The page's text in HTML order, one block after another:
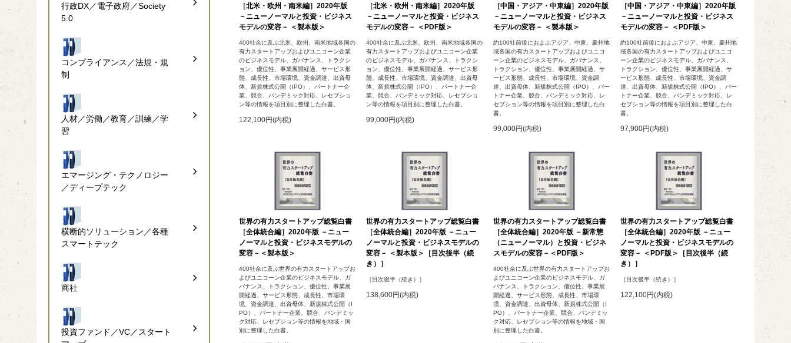
［北米・欧州・南米編］2020年版
－ニューノーマルと投資・ビジネス
モデルの変容－ ＜製本版＞
400社余に及ぶ北米、欧州、南米地域各国の
有力スタートアップおよびユニコーン企業
のビジネスモデル、ガバナンス、トラクシ
ョン、優位性、事業展開経過、サービス形
態、成長性、市場環境、資金調達、出資母
体、新規株式公開（IPO）、パートナー企
業、競合、パンデミック対応、レセプショ
ン等の情報を項目別に整理した白書。
122,100円(内税)
［北米・欧州・南米編］2020年版
－ニューノーマルと投資・ビジネス
モデルの変容－ ＜PDF版＞
400社余に及ぶ北米、欧州、南米地域各国の
有力スタートアップおよびユニコーン企業
のビジネスモデル、ガバナンス、トラクシ
ョン、優位性、事業展開経過、サービス形
態、成長性、市場環境、資金調達、出資母
体、新規株式公開（IPO）、パートナー企
業、競合、パンデミック対応、レセプショ
ン等の情報を項目別に整理した白書。
99,000円(内税)
［中国・アジア・中東編］2020年版
－ニューノーマルと投資・ビジネス
モデルの変容－ ＜製本版＞
約100社前後におよぶアジア、中東、豪州地
域各国の有力スタートアップおよびユニコ
ーン企業のビジネスモデル、ガバナンス、
トラクション、優位性、事業展開経過、サ
ービス形態、成長性、市場環境、資金調
達、出資母体、新規株式公開（IPO）、パー
トナー企業、競合、パンデミック対応、レ
セプション等の情報を項目別に整理した白
書。
99,000円(内税)
［中国・アジア・中東編］2020年版
－ニューノーマルと投資・ビジネス
モデルの変容－ ＜PDF版＞
約100社前後におよぶアジア、中東、豪州地
域各国の有力スタートアップおよびユニコ
ーン企業のビジネスモデル、ガバナンス、
トラクション、優位性、事業展開経過、サ
ービス形態、成長性、市場環境、資金調
達、出資母体、新規株式公開（IPO）、パー
トナー企業、競合、パンデミック対応、レ
セプション等の情報を項目別に整理した白
書。
97,900円(内税)
世界の有力スタートアップ総覧白書
［全体統合編］2020年版 －ニュー
ノーマルと投資・ビジネスモデルの
変容－＜製本版＞
400社余に及ぶ世界の有力スタートアップお
よびユニコーン企業のビジネスモデル、ガ
バナンス、トラクション、優位性、事業展
開経過、サービス形態、成長性、市場環
境、資金調達、出資母体、新規株式公開（I
PO）、パートナー企業、競合、パンデミッ
ク対応、レセプション等の情報を地域・国
別に整理した白書。
世界の有力スタートアップ総覧白書
［全体統合編］2020年版 －ニュー
ノーマルと投資・ビジネスモデルの
変容－ ＜製本版＞［目次後半（続
き）］
［目次後半（続き）］
138,600円(内税)
世界の有力スタートアップ総覧白書
［全体統合編］2020年版 －新常態
（ニューノーマル）と投資・ビジネ
スモデルの変容－＜PDF版＞
400社余に及ぶ世界の有力スタートアップお
よびユニコーン企業のビジネスモデル、ガ
バナンス、トラクション、優位性、事業展
開経過、サービス形態、成長性、市場環
境、資金調達、出資母体、新規株式公開（I
PO）、パートナー企業、競合、パンデミッ
ク対応、レセプション等の情報を地域・国
別に整理した白書。
世界の有力スタートアップ総覧白書
［全体統合編］2020年版 －ニュー
ノーマルと投資・ビジネスモデルの
変容－ ＜PDF版＞［目次後半（続
き）］
［目次後半（続き）］
122,100円(内税)
行政DX／電子政府／Society
5.0
コンプライアンス／法規・規
制
人材／労働／教育／訓練／学
習
エマージング・テクノロジー
／ディープテック
横断的ソリューション／各種
スマートテック
商社
投資ファンド／VC／スタート